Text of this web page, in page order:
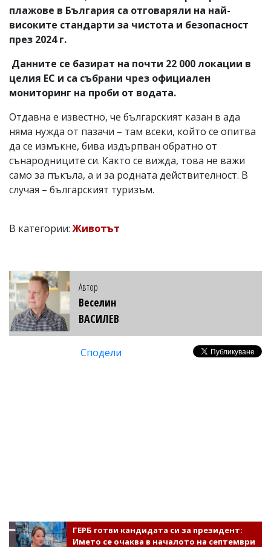
плажове в България са отговаряли на най-
високите стандарти за чистота и безопасност
през 2024 г.
Данните се базират на почти 22 000 локации в
целия ЕС и са събрани чрез официален
мониторинг на проби от водата.
Отдавна е известно, че българският казан в ада
няма нужда от пазачи – там всеки, който се опитва
да се измъкне, бива издърпван обратно от
сънародниците си. Както се вижда, това не важи
само за пъкъла, а и за родната действителност. В
случая – българският туризъм.
В категории:Животът
Автор
Веселин
ВАСИЛЕВ
Сподели
ГЕРБ готви кандидата си за президент:
Името се очаква в началото на септември